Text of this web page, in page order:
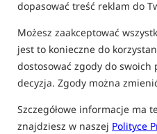
dopasować treść reklam do
Możesz zaakceptować
jest to konieczne do
dostosować zgody do
decyzja. Zgody można
Szczegółowe informacje ma
znajdziesz w naszej Polityce
Brak produktów.